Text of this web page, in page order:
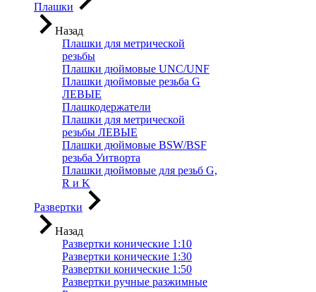
Плашки
Назад
Плашки для метрической
резьбы
Плашки дюймовые UNC/UNF
Плашки дюймовые резьба G
ЛЕВЫЕ
Плашкодержатели
Плашки для метрической
резьбы ЛЕВЫЕ
Плашки дюймовые BSW/BSF
резьба Уитворта
Плашки дюймовые для резьб G,
R и K
Развертки
Назад
Развертки конические 1:10
Развертки конические 1:30
Развертки конические 1:50
Развертки ручные разжимные